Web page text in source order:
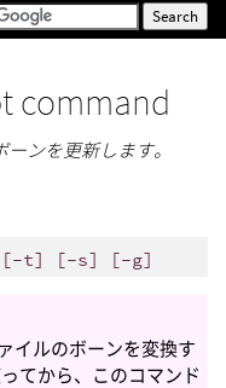
command
ンを更新します。
[-t] [-s] [-g]
イルのボーンを変換す
てから、このコマンド